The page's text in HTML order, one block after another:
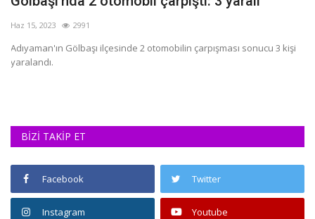
Haz 15, 2023 2991
Adıyaman'ın Gölbaşı ilçesinde 2 otomobilin çarpışması sonucu 3 kişi
yaralandı.
BİZİ TAKİP ET
Facebook Twitter
Instagram Youtube